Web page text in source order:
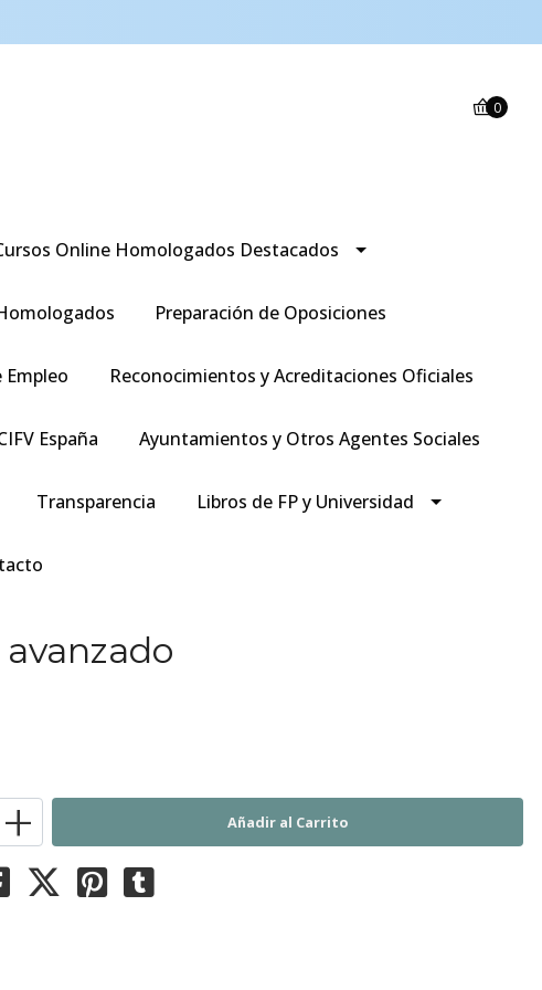
0
Online Homologados Destacados
Preparación de Oposiciones
Empleo Reconocimientos y Acreditaciones Oficiales
España Ayuntamientos y Otros Agentes Sociales
Transparencia Libros de FP y Universidad
+